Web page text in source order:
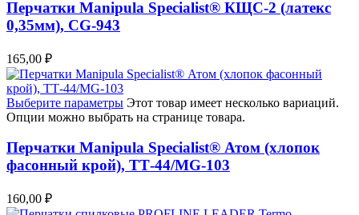
Перчатки Manipula Specialist® КЩС-2 (латекс
0,35мм), CG-943
165,00 ₽
Выберите параметры Этот товар имеет несколько вариаций.
Опции можно выбрать на странице товара.
Перчатки Manipula Specialist® Атом (хлопок
фасонный крой), ТТ-44/MG-103
160,00 ₽